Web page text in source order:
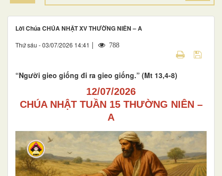
Lời Chúa CHÚA NHẬT XV THƯỜNG NIÊN – A
Thứ sáu - 03/07/2026 14:41 | 788
“Người gieo giống đi ra gieo giống.” (Mt 13,4-8)
12/07/2026
CHÚA NHẬT TUẦN 15 THƯỜNG NIÊN –
A